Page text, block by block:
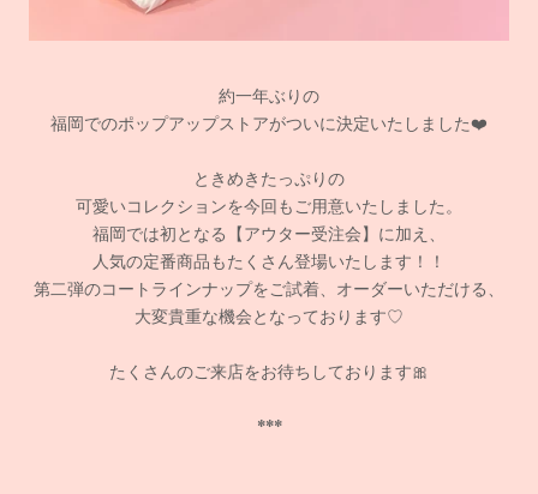
約一年ぶりの
福岡でのポップアップストアがついに決定いたしました❤️
ときめきたっぷりの
可愛いコレクションを今回もご用意いたしました。
福岡では初となる【アウター受注会】に加え、
人気の定番商品もたくさん登場いたします！！
第二弾のコートラインナップをご試着、オーダーいただける、
大変貴重な機会となっております♡
たくさんのご来店をお待ちしております🎀
***